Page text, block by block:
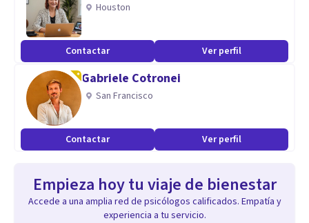
Houston
Contactar Ver perfil
Gabriele Cotronei
San Francisco
Contactar Ver perfil
Empieza hoy tu viaje de bienestar
Accede a una amplia red de psicólogos calificados. Empatía y
experiencia a tu servicio.